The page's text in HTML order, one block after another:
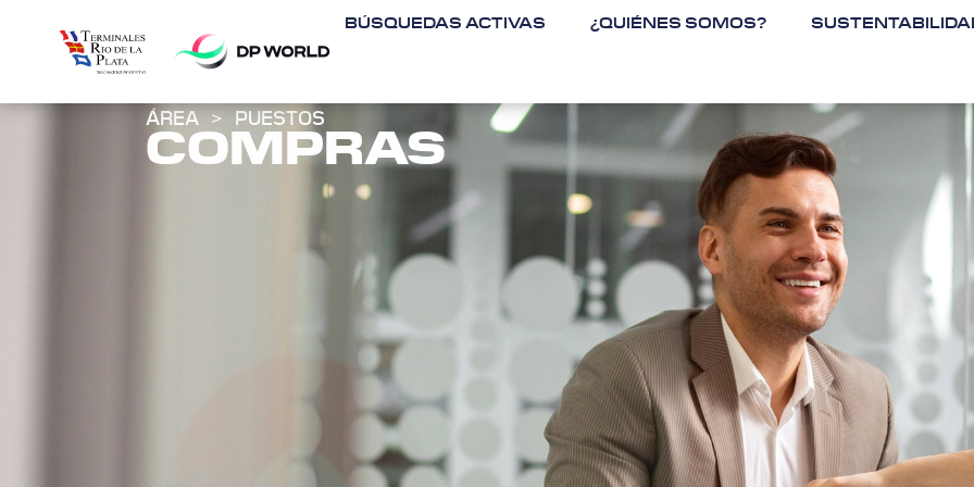
BÚSQUEDAS ACTIVAS ¿QUIÉNES SOMOS?
ÁREA > PUESTOS
COMPRAS